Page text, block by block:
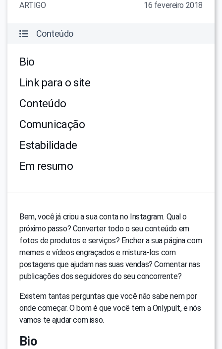
ARTIGO 16 fevereiro 2018
Conteúdo
Bio
Link para o site
Conteúdo
Comunicação
Estabilidade
Em resumo
Bem, você já criou a sua conta no Instagram. Qual o
próximo passo? Converter todo o seu conteúdo em
fotos de produtos e serviços? Encher a sua página com
memes e vídeos engraçados e mistura-los com
postagens que ajudam nas suas vendas? Comentar nas
publicações dos seguidores do seu concorrente?
Existem tantas perguntas que você não sabe nem por
onde começar. O bom é que você tem a Onlypult, e nós
vamos te ajudar com isso.
Bio